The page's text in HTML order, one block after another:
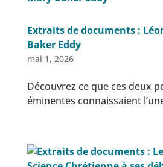
Extraits de documents :
Baker Eddy
mai 1, 2026
Découvrez ce que ces deux
éminentes connaissaient